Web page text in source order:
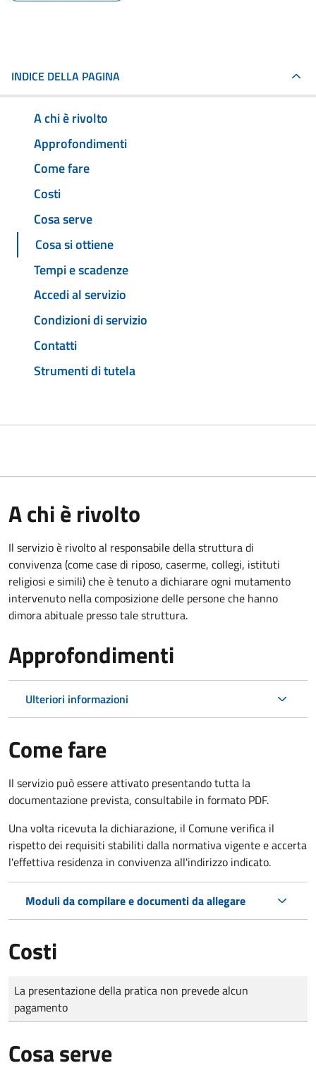
INDICE DELLA PAGINA
A chi è rivolto
Approfondimenti
Come fare
Costi
Cosa serve
Cosa si ottiene
Tempi e scadenze
Accedi al servizio
Condizioni di servizio
Contatti
Strumenti di tutela
A chi è rivolto
Il servizio è rivolto al responsabile della struttura di
convivenza (come case di riposo, caserme, collegi, istituti
religiosi e simili) che è tenuto a dichiarare ogni mutamento
intervenuto nella composizione delle persone che hanno
dimora abituale presso tale struttura.
Approfondimenti
Ulteriori informazioni
Come fare
Il servizio può essere attivato presentando tutta la
documentazione prevista, consultabile in formato PDF.
Una volta ricevuta la dichiarazione, il Comune verifica il
rispetto dei requisiti stabiliti dalla normativa vigente e accerta
l'effettiva residenza in convivenza all'indirizzo indicato.
Moduli da compilare e documenti da allegare
Costi
Tipo di pagamento
Importo
La presentazione della pratica non prevede alcun
pagamento
Cosa serve